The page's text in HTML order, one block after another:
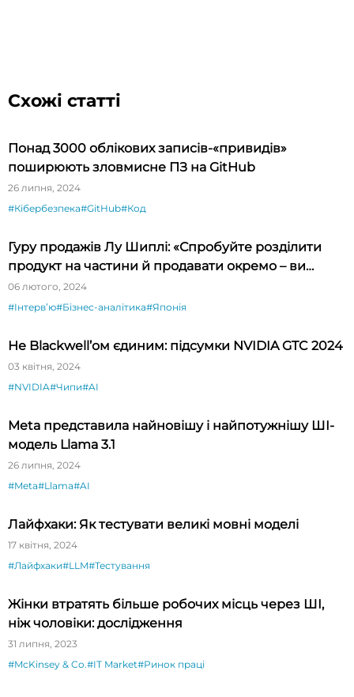
Схожі статті
Понад 3000 облікових записів-«привидів»
поширюють зловмисне ПЗ на GitHub
26 липня, 2024
#Кібербезпека#GitHub#Код
Гуру продажів Лу Шиплі: «Спробуйте розділити
продукт на частини й продавати окремо – ви
будете вражені»
06 лютого, 2024
#Інтервʼю#Бізнес-аналітика#Японія
Не Blackwell’ом єдиним: підсумки NVIDIA GTC 2024
03 квітня, 2024
#NVIDIA#Чипи#AI
Meta представила найновішу і найпотужнішу ШІ-
модель Llama 3.1
26 липня, 2024
#Meta#Llama#AI
Лайфхаки: Як тестувати великі мовні моделі
17 квітня, 2024
#Лайфхаки#LLM#Тестування
Жінки втратять більше робочих місць через ШІ,
ніж чоловіки: дослідження
31 липня, 2023
#McKinsey & Co.#IT Market#Ринок праці